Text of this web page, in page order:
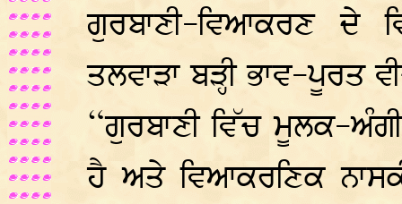
ਗੁਰਬਾਣੀ-ਵਿਆਕਰਣ ਦੇ
ਤਲਵਾੜਾ ਬੜ੍ਹੀ ਭਾਵ-ਪੂਰਤ
“ਗੁਰਬਾਣੀ ਵਿੱਚ ਮੂਲਕ-ਅੰਗੀ
ਹੈ ਅਤੇ ਵਿਆਕਰਣਿਕ